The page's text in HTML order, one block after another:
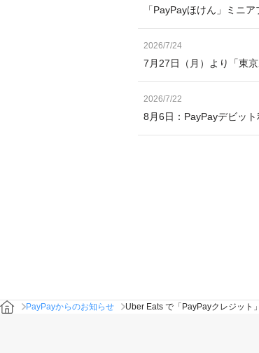
「PayPayほけん」ミニ
2026/7/24
7月27日（月）より「東
2026/7/22
8月6日：PayPayデビッ
PayPayからのお知らせ Uber Eats で「PayPayクレジット